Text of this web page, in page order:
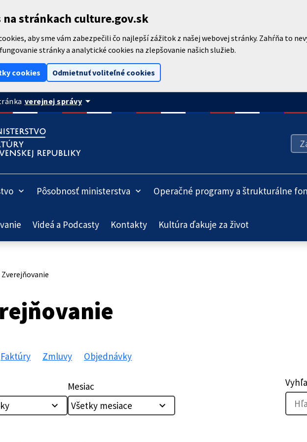
na stránkach culture.gov.sk
aby sme vám zabezpečili čo najlepší zážitok z našej webovej stránky. Zahŕňa to
stránky a analytické cookies na zlepšovanie našich služieb.
cookies Odmietnuť voliteľné cookies
verejnej správy arrow_drop_down
keyboard_arrow_down Pôsobnosť ministerstva keyboard_arrow_down Operačné programy a štrukturálne
Videá a Podcasty Kontakty Kultúra ďakuje za život
Zverejňovanie
Faktúry Zmluvy Objednávky
expand_more
Mesiac
Všetky mesiace
expand_more